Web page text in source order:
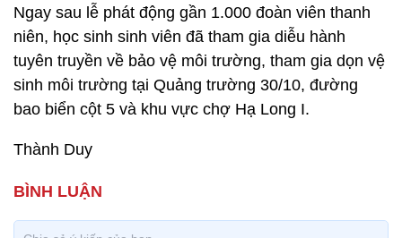
Ngay sau lễ phát động gần 1.000 đoàn viên thanh
niên, học sinh sinh viên đã tham gia diễu hành
tuyên truyền về bảo vệ môi trường, tham gia dọn vệ
sinh môi trường tại Quảng trường 30/10, đường
bao biển cột 5 và khu vực chợ Hạ Long I.
Thành Duy